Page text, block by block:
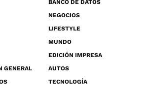
BANCO DE DATOS
NEGOCIOS
LIFESTYLE
MUNDO
EDICIÓN IMPRESA
GENERAL
AUTOS
TECNOLOGÍA